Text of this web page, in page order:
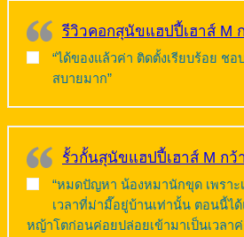
รีวิวคอกสุนัขแฮปปี้เฮาส์ M
“ได้ของแล้วค่า ติดตั้งเรียบร้อย ชอ
สบายมาก”
รั้วกั้นสุนัขแฮปปี้เฮาส์ M กว้
“หมดปัญหา น้องหมานักขุด เพราะ
เวลาที่ม่ามี๊อยู่บ้านเท่านั้น ตอนนี้ไ
หญ้าโตก่อนค่อยปล่อยเข้ามาเป็นเวลาค่